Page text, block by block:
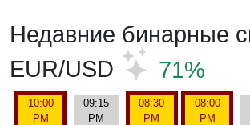
Недавние бинарные
EUR/USD
71%
10:00
PM
09:15
PM
08:30
PM
08:00
PM